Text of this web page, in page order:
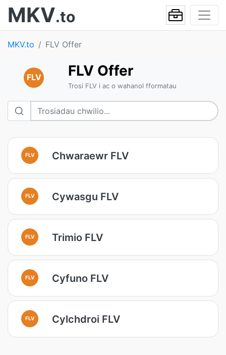
MKV.to
MKV.to FLV Offer
FLV FLV Offer
Trosi FLV i ac o wahanol fformatau
FLV Chwaraewr FLV
FLV Cywasgu FLV
FLV Trimio FLV
FLV Cyfuno FLV
FLV Cylchdroi FLV